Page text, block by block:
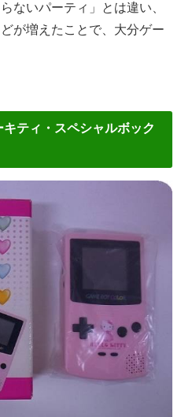
ないパーティ」とは違い、
が増えたことで、大分ゲー
ティ・スペシャルボック